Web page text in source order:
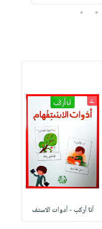
4
5
أنا أركب - أدوات الاستف